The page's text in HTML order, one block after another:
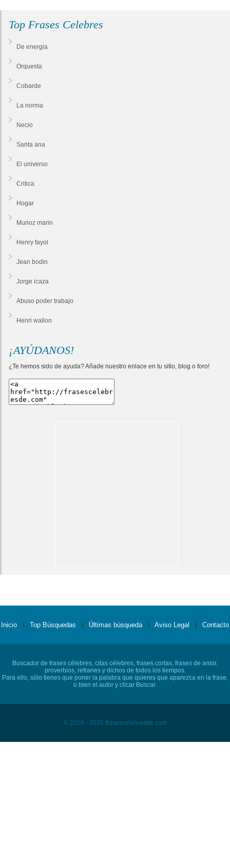
Top Frases Celebres
De energia
Orquesta
Cobarde
La norma
Necio
Santa ana
El universo
Critica
Hogar
Munoz marin
Henry fayol
Jean bodin
Jorge icaza
Abuso poder trabajo
Henri wallon
¡AYÚDANOS!
¿Te hemos sido de ayuda? Añade nuestro enlace en tu sitio, blog o foro!
Inicio Top Búsquedas Últimas búsqueda Aviso Legal Contacto
Buscador de frases célebres, citas célebres, frases cortas, frases de amor,
proverbios, refranes y dichos de todos los tiempos.
Para ello, sólo tienes que poner la palabra que quieres que aparezca en la frase,
o bien el autor y clicar Buscar.
© 2010 - 2026 frasescelebresde.com